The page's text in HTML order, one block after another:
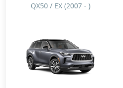
QX50 / EX (2007 - )